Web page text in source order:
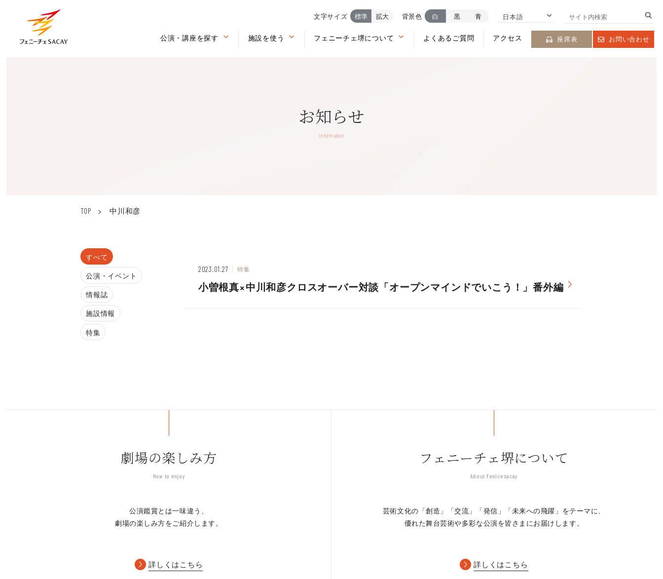
文字サイズ 標準 拡大 背景色 白 黒 青 日本語
公演・講座を探す 施設を使う フェニーチェ堺について よくあるご質問 アクセス 座席表 お問い合わせ
お知らせ
Information
TOP > 中川和彦
すべて
公演・イベント
情報誌
施設情報
特集
2023.01.27 特集
小曽根真×中川和彦クロスオーバー対談「オープンマインドでいこう！」番外編
劇場の楽しみ方
How to enjoy
公演鑑賞とは一味違う、
劇場の楽しみ方をご紹介します。
詳しくはこちら
フェニーチェ堺について
About Fenice sacay
芸術文化の「創造」「交流」「発信」
「未来への飛躍」をテーマに、
優れた舞台芸術や多彩な公演を皆さまにお届けします。
詳しくはこちら